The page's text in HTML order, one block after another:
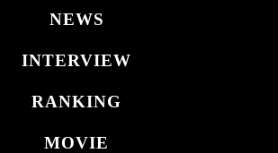
NEWS
INTERVIEW
RANKING
MOVIE